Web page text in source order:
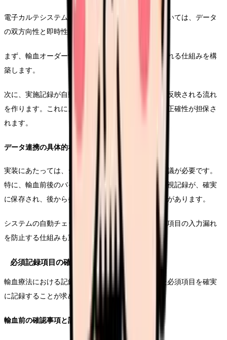
電子カルテシステムと輸血管理システムの連携においては、データ
の双方向性と即時性を重視する必要があります。
まず、輸血オーダー情報が確実に輸血部門に伝達される仕組みを構
築します。
次に、実施記録が自動的に診療報酬算定システムに反映される流れ
を作ります。これにより、作業効率の向上と記録の正確性が担保さ
れます。
データ連携の具体的な実装方法
実装にあたっては、システムベンダーとの綿密な協議が必要です。
特に、輸血前後のバイタルサイン記録や副反応の監視記録が、確実
に保存され、後から参照可能な形で管理される必要があります。
システムの自動チェック機能を活用し、必要な記録項目の入力漏れ
を防止する仕組みも重要です。
必須記録項目の確実な管理
輸血療法における記録管理では、法令で定められた必須項目を確実
に記録することが求められます。
輸血前の確認事項と記録